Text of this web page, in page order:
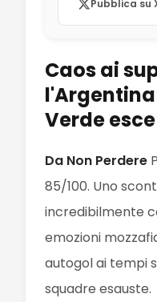
Pubblica su
Caos ai
Verde
Da Non Perdere
85/100. Uno
incredibilmente
emozioni
autogol ai tempi
squadre esauste.